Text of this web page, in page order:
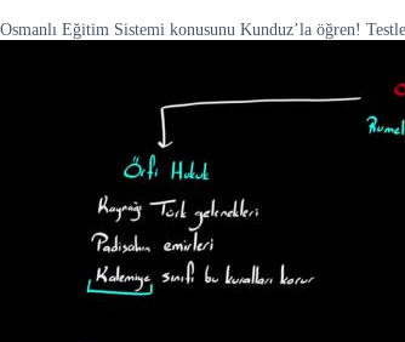
Osmanlı Eğitim Sistemi konusunu Kunduz’la öğren!